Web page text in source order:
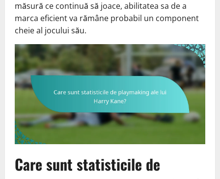
măsură ce continuă să joace, abilitatea sa de a
marca eficient va rămâne probabil un component
cheie al jocului său.
Care sunt statisticile de